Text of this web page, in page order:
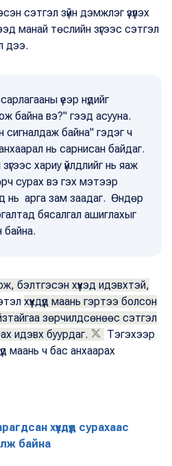
сэтгэл зүйн дэмжлэг үзүүлэх
манай төслийн зүгээс сэтгэл
дээ.
үеэр нүдийг
байна вэ?" гээд асууна.
сигналдаж байна" гэдэг ч
нь сарнисан байдаг.
хариу үйлдлийг нь яаж
сурах вэ гэх мэтээр
нь арга зам заадаг. Өндөр
бясалгал ашиглахыг
байна.
бэлтгэсэн хүүхэд идэвхтэй,
хүүхдүүд маань гэртээ болсон
зөрчилдсөнөөс сэтгэл
идэвх буурдаг.
Тэгэхээр
маань ч бас анхаарах
хүүхдүүд сурахаас
байна